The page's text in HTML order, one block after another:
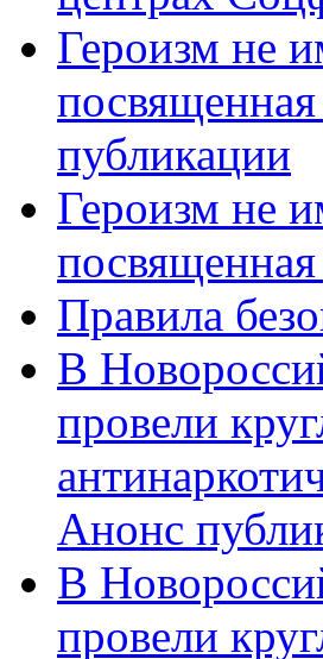
Героизм не
публикации
Героизм не
Правила
В
провели
Анонс
В
провели